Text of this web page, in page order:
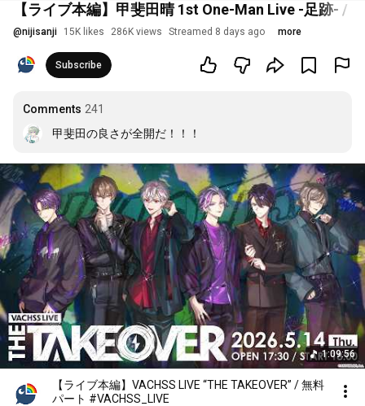
【ライブ本編】甲斐田晴 1st One-Man Live -足跡- /
@nijisanji 15K likes 286K views Streamed 8 days ago more
Subscribe
Comments 241
甲斐田の良さが全開だ！！！
1:09:56
【ライブ本編】VACHSS LIVE “THE TAKEOVER” / 無料
パート #VACHSS_LIVE